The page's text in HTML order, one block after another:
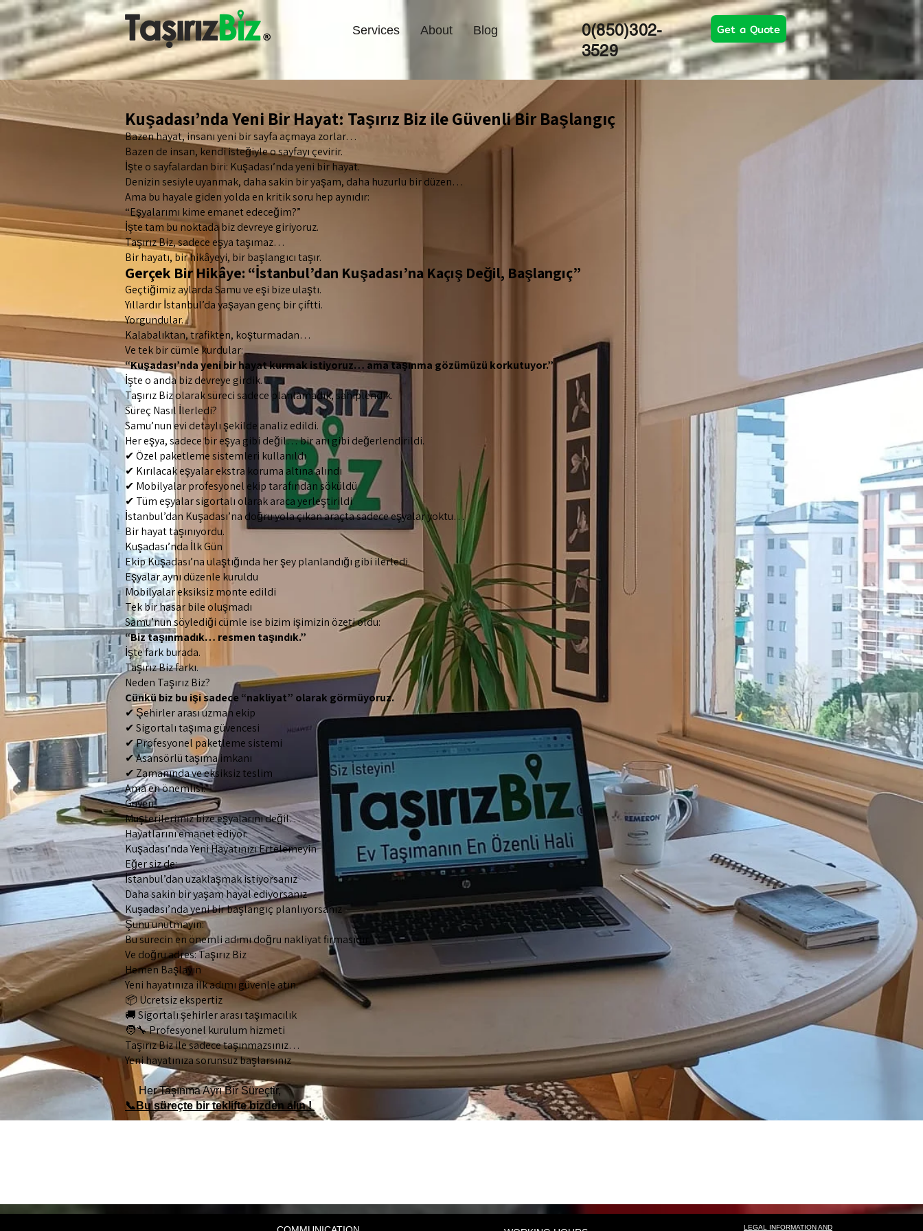
Services About Blog
0(850)302-
3529
Get a Quote
Kuşadası’nda Yeni Bir Hayat: Taşırız Biz ile Güvenli Bir Başlangıç
Bazen hayat, insanı yeni bir sayfa açmaya zorlar…
Bazen de insan, kendi isteğiyle o sayfayı çevirir.
İşte o sayfalardan biri: Kuşadası’nda yeni bir hayat.
Denizin sesiyle uyanmak, daha sakin bir yaşam, daha huzurlu bir düzen…
Ama bu hayale giden yolda en kritik soru hep aynıdır:
“Eşyalarımı kime emanet edeceğim?”
İşte tam bu noktada biz devreye giriyoruz.
Taşırız Biz, sadece eşya taşımaz…
Bir hayatı, bir hikâyeyi, bir başlangıcı taşır.
Gerçek Bir Hikâye: “İstanbul’dan Kuşadası’na Kaçış Değil, Başlangıç”
Geçtiğimiz aylarda Samu ve eşi bize ulaştı.
Yıllardır İstanbul’da yaşayan genç bir çiftti.
Yorgundular.
Kalabalıktan, trafikten, koşturmadan…
Ve tek bir cümle kurdular:
“Kuşadası’nda yeni bir hayat kurmak istiyoruz… ama taşınma gözümüzü korkutuyor.”
İşte o anda biz devreye girdik.
Taşırız Biz olarak süreci sadece planlamadık, sahiplendik.
Süreç Nasıl İlerledi?
Samu’nun evi detaylı şekilde analiz edildi.
Her eşya, sadece bir eşya gibi değil… bir anı gibi değerlendirildi.
✔ Özel paketleme sistemleri kullanıldı
✔ Kırılacak eşyalar ekstra koruma altına alındı
✔ Mobilyalar profesyonel ekip tarafından söküldü
✔ Tüm eşyalar sigortalı olarak araca yerleştirildi
İstanbul’dan Kuşadası’na doğru yola çıkan araçta sadece eşyalar yoktu…
Bir hayat taşınıyordu.
Kuşadası’nda İlk Gün
Ekip Kuşadası’na ulaştığında her şey planlandığı gibi ilerledi.
Eşyalar aynı düzenle kuruldu
Mobilyalar eksiksiz monte edildi
Tek bir hasar bile oluşmadı
Samu’nun söylediği cümle ise bizim işimizin özeti oldu:
“Biz taşınmadık… resmen taşındık.”
İşte fark burada.
Taşırız Biz farkı.
Neden Taşırız Biz?
Çünkü biz bu işi sadece “nakliyat” olarak görmüyoruz.
✔ Şehirler arası uzman ekip
✔ Sigortalı taşıma güvencesi
✔ Profesyonel paketleme sistemi
✔ Asansörlü taşıma imkanı
✔ Zamanında ve eksiksiz teslim
Ama en önemlisi:
Güven.
Müşterilerimiz bize eşyalarını değil…
Hayatlarını emanet ediyor.
Kuşadası’nda Yeni Hayatınızı Ertelemeyin
Eğer siz de:
İstanbul’dan uzaklaşmak istiyorsanız
Daha sakin bir yaşam hayal ediyorsanız
Kuşadası’nda yeni bir başlangıç planlıyorsanız
Şunu unutmayın:
Bu sürecin en önemli adımı doğru nakliyat firmasıdır.
Ve doğru adres: Taşırız Biz
Hemen Başlayın
Yeni hayatınıza ilk adımı güvenle atın.
📦 Ücretsiz ekspertiz
🚚 Sigortalı şehirler arası taşımacılık
🧑‍🔧 Profesyonel kurulum hizmeti
Taşırız Biz ile sadece taşınmazsınız…
Yeni hayatınıza sorunsuz başlarsınız
Her Taşınma Ayrı Bir Süreçtir,
📞 Bu süreçte bir teklifte bizden alın !
LEGAL INFORMATION AND